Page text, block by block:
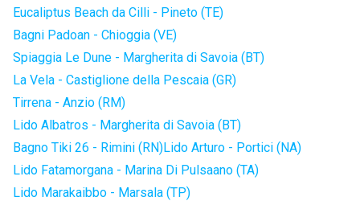
Eucaliptus Beach da Cilli - Pineto (TE)
Bagni Padoan - Chioggia (VE)
Spiaggia Le Dune - Margherita di Savoia (BT)
La Vela - Castiglione della Pescaia (GR)
Tirrena - Anzio (RM)
Lido Albatros - Margherita di Savoia (BT)
Bagno Tiki 26 - Rimini (RN)Lido Arturo - Portici (NA)
Lido Fatamorgana - Marina Di Pulsaano (TA)
Lido Marakaibbo - Marsala (TP)